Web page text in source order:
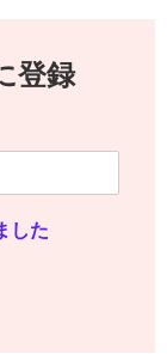
登録
した